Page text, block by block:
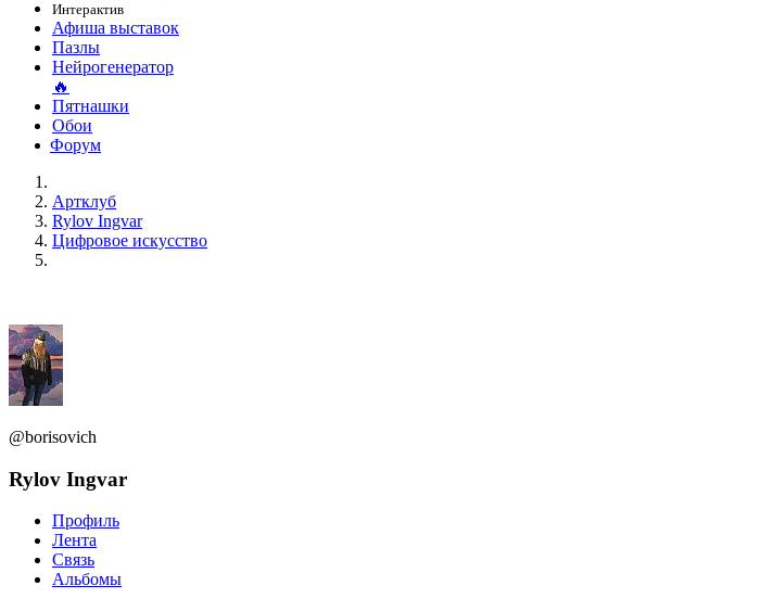
Интерактив
Афиша выставок
Пазлы
Нейрогенератор
🔥
Пятнашки
Обои
Форум
Артклуб
Rylov Ingvar
Цифровое искусство
@borisovich
Rylov Ingvar
Профиль
Лента
Связь
Альбомы